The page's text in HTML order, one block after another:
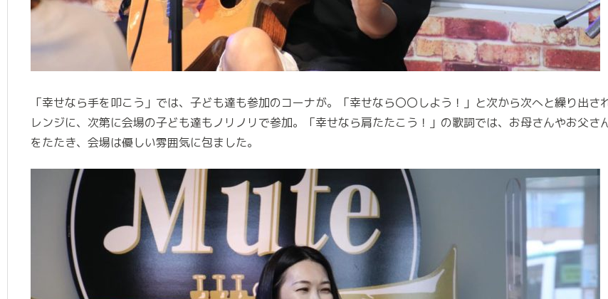
「幸せなら手を叩こう」では、子ども達も参加のコーナが。「幸せなら〇〇しよう！」と次から次へと繰り出さ
レンジに、次第に会場の子ども達もノリノリで参加。「幸せなら肩たたこう！」の歌詞では、お母さんやお父さ
をたたき、会場は優しい雰囲気に包ました。